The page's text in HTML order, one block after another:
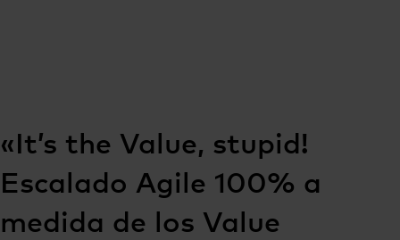
«It’s the Value, stupid!
Escalado Agile 100% a
medida de los Value